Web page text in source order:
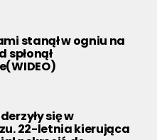
stanął w ogniu na
spłonął
się w
22-letnia kierująca